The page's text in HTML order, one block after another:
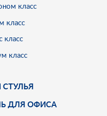
класс
класс
класс
класс
СТУЛЬЯ
ДЛЯ ОФИСА